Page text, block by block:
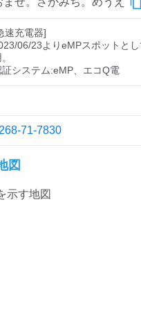
速充電器]
06/23よりeMPスポットと
71-7830
図